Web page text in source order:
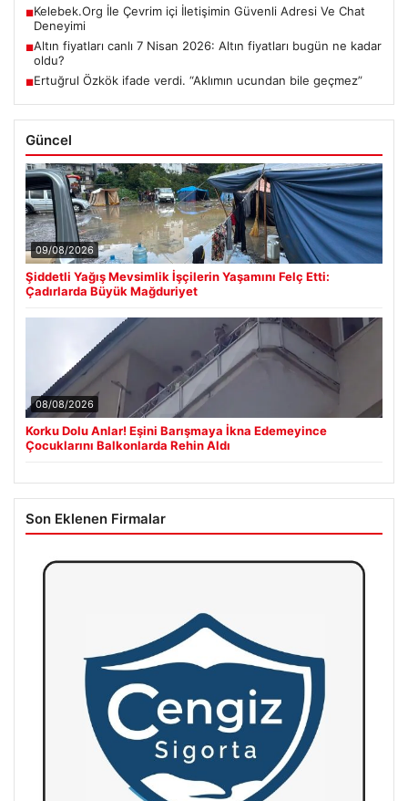
■Kelebek.Org İle Çevrim içi İletişimin Güvenli Adresi Ve Chat
Deneyimi
■Altın fiyatları canlı 7 Nisan 2026: Altın fiyatları bugün ne kadar
oldu?
■Ertuğrul Özkök ifade verdi. “Aklımın ucundan bile geçmez”
Güncel
09/08/2026
Şiddetli Yağış Mevsimlik İşçilerin Yaşamını Felç Etti:
Çadırlarda Büyük Mağduriyet
08/08/2026
Korku Dolu Anlar! Eşini Barışmaya İkna Edemeyince
Çocuklarını Balkonlarda Rehin Aldı
Son Eklenen Firmalar